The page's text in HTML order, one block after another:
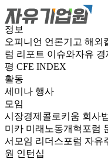
정보
오피니언 언론기고 해외
럼 리포트 이슈와자유 경
평 CFE INDEX
활동
세미나 행사
모임
시장경제콜로키움 회사
미카 미래노동개혁포럼
서모임 리더스포럼 자유
원 인턴십